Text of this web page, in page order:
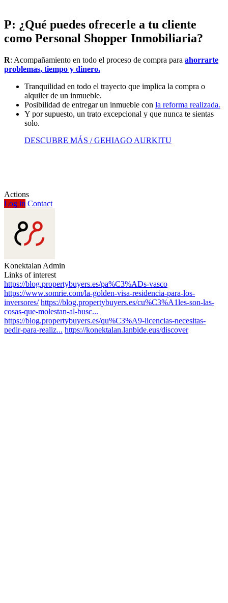
P: ¿Qué puedes ofrecerle a tu cliente
como Personal Shopper Inmobiliaria?
R: Acompañamiento en todo el proceso de compra para ahorrarte
problemas, tiempo y dinero.
Tranquilidad en todo el trayecto que implica la compra o
alquiler de un inmueble.
Posibilidad de entregar un inmueble con la reforma realizada.
Y por supuesto, un trato excepcional y que nunca te sientas
solo.
DESCUBRE MÁS / GEHIAGO AURKITU
Actions
Log in Contact
Konektalan Admin
Links of interest
https://blog.propertybuyers.es/pa%C3%ADs-vasco
https://www.somrie.com/la-golden-visa-residencia-para-los-
inversores/ https://blog.propertybuyers.es/cu%C3%A1les-son-las-
cosas-que-molestan-al-busc...
https://blog.propertybuyers.es/qu%C3%A9-licencias-necesitas-
pedir-para-realiz... https://konektalan.lanbide.eus/discover